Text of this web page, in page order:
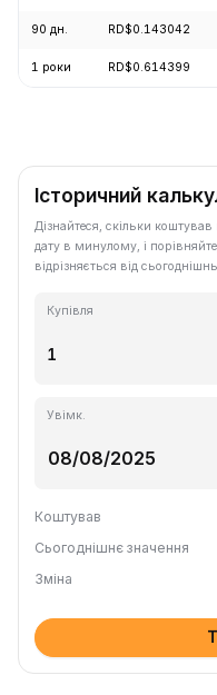
90 дн. RD$0.143042
1 роки RD$0.614399
Історичний
Дізнайтеся, скільки
дату в минулому, і
відрізняється від
Купівля
Увімк.
Коштував
Сьогоднішнє значення
Зміна